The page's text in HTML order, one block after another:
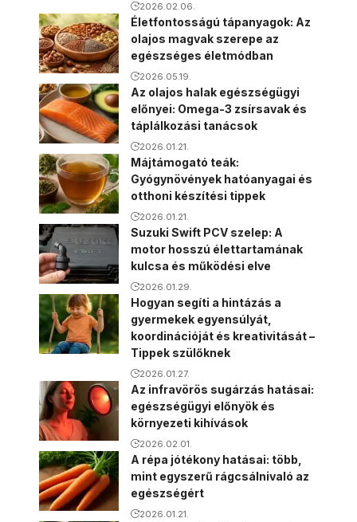
2026.02.06.
Életfontosságú tápanyagok: Az
olajos magvak szerepe az
egészséges életmódban
2026.05.19.
Az olajos halak egészségügyi
előnyei: Omega-3 zsírsavak és
táplálkozási tanácsok
2026.01.21.
Májtámogató teák:
Gyógynövények hatóanyagai és
otthoni készítési tippek
2026.01.21.
Suzuki Swift PCV szelep: A
motor hosszú élettartamának
kulcsa és működési elve
2026.01.29.
Hogyan segíti a hintázás a
gyermekek egyensúlyát,
koordinációját és kreativitását –
Tippek szülőknek
2026.01.27.
Az infravörös sugárzás hatásai:
egészségügyi előnyök és
környezeti kihívások
2026.02.01.
A répa jótékony hatásai: több,
mint egyszerű rágcsálnivaló az
egészségért
2026.01.21.